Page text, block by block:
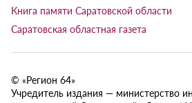
Книга памяти Саратовской области
Саратовская областная газета
© «Регион 64»
Учредитель издания — министерство